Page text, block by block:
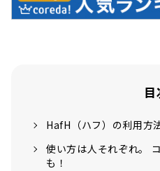
目
HafH（ハフ）の利用方
使い方は人それぞれ。
も！